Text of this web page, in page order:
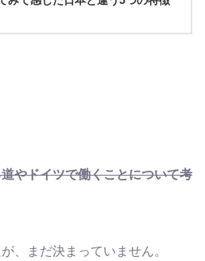
やドイツで働くことについて考
、まだ決まっていません。